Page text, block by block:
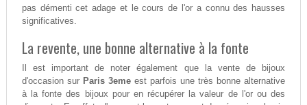
pas démenti cet adage et le cours de l'or a connu des hausses
significatives.
La revente, une bonne alternative à la fonte
Il est important de noter également que la vente de bijoux
d'occasion sur Paris 3eme est parfois une très bonne alternative
à la fonte des bijoux pour en récupérer la valeur de l'or ou des